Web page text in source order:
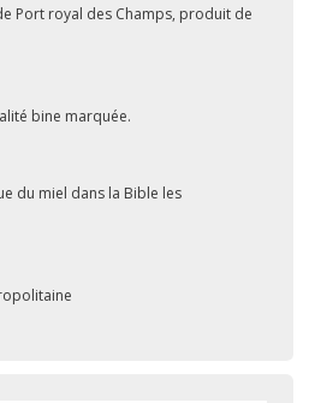
Port royal des Champs, produit de
bine marquée.
du miel dans la Bible les